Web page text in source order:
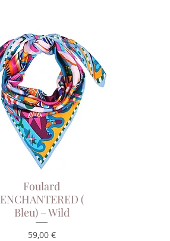
Aperçu rapide
Foulard
ENCHANTERED (
Bleu) – Wild
Prix
59,00 €